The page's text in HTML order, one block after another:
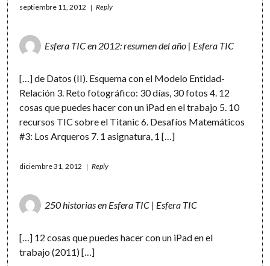
septiembre 11, 2012 Reply
Esfera TIC en 2012: resumen del año | Esfera TIC
[…] de Datos (II). Esquema con el Modelo Entidad-
Relación 3. Reto fotográfico: 30 días, 30 fotos 4. 12
cosas que puedes hacer con un iPad en el trabajo 5. 10
recursos TIC sobre el Titanic 6. Desafíos Matemáticos
#3: Los Arqueros 7. 1 asignatura, 1 […]
diciembre 31, 2012 Reply
250 historias en Esfera TIC | Esfera TIC
[…] 12 cosas que puedes hacer con un iPad en el
trabajo (2011) […]